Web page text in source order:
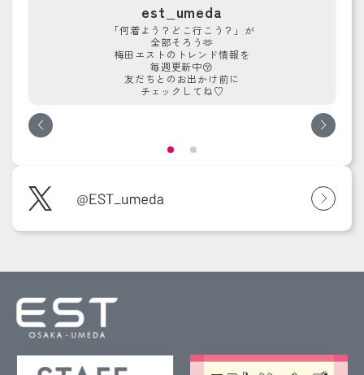
est_umeda
「何着よう？どこ行こう？」が
全部そろう🫶
梅田エストのトレンド情報を
毎週更新中😚
友だちとのお出かけ前に
チェックしてね♡